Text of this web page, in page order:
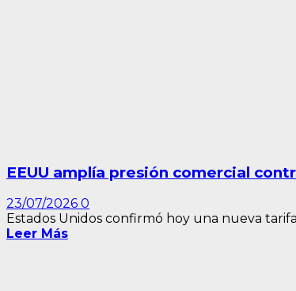
EEUU amplía presión comercial
23/07/2026 0
Estados Unidos confirmó hoy una nueva
Leer Más